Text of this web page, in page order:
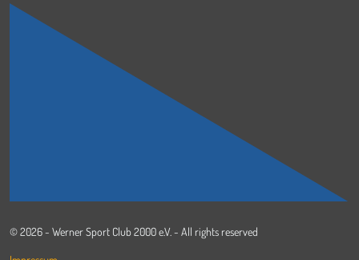
© 2026 - Werner Sport Club 2000 e.V. - All rights reserved